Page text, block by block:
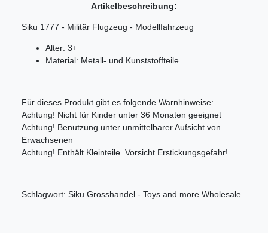
Artikelbeschreibung:
Siku 1777 - Militär Flugzeug - Modellfahrzeug
Alter: 3+
Material: Metall- und Kunststoffteile
Für dieses Produkt gibt es folgende Warnhinweise:
Achtung! Nicht für Kinder unter 36 Monaten geeignet
Achtung! Benutzung unter unmittelbarer Aufsicht von
Erwachsenen
Achtung! Enthält Kleinteile. Vorsicht Erstickungsgefahr!
Schlagwort: Siku Grosshandel - Toys and more Wholesale